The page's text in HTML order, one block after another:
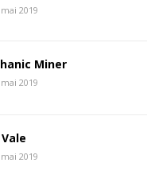
2019
Miner
2019
2019